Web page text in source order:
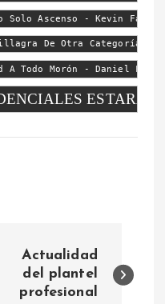
Solo Ascenso - Kevin Farías
De Otra Categoría -
A Todo Morón - Daniel
ESTARÁ
Actualidad
del plantel
profesional